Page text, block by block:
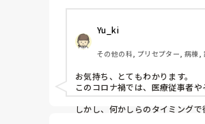
Yu_ki
その他の科, プリセプター, 病棟
お気持ち、とてもわかります。
このコロナ禍では、医療従事者
しかし、何かしらのタイミング